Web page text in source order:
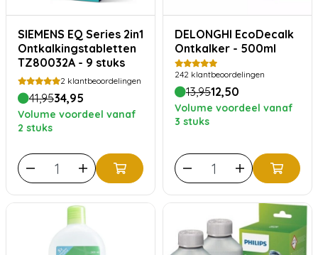
SIEMENS EQ Series 2in1
Ontkalkingstabletten
TZ80032A - 9 stuks
2 klantbeoordelingen
41,9534,95
Volume voordeel vanaf
2 stuks
DELONGHI EcoDecalk
Ontkalker - 500ml
242 klantbeoordelingen
13,9512,50
Volume voordeel vanaf
3 stuks